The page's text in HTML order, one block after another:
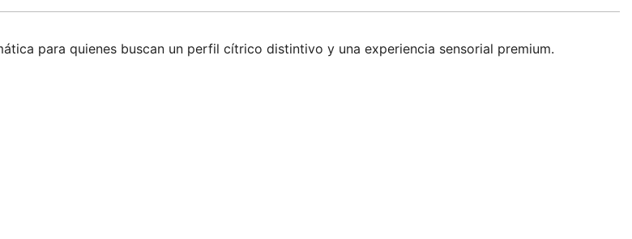
para quienes buscan un perfil cítrico distintivo y una experiencia sensorial premium.